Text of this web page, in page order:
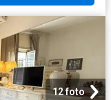
12 foto